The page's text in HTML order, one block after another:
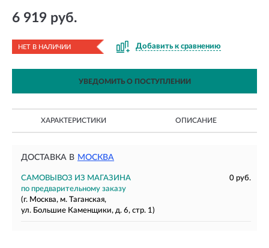
6 919 руб.
НЕТ В НАЛИЧИИ Добавить к сравнению
УВЕДОМИТЬ О ПОСТУПЛЕНИИ
ХАРАКТЕРИСТИКИ ОПИСАНИЕ
ДОСТАВКА В МОСКВА
САМОВЫВОЗ ИЗ МАГАЗИНА
0 руб.
по предварительному заказу
(г. Москва, м. Таганская,
ул. Большие Каменщики, д. 6, стр. 1)